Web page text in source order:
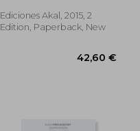
Ediciones Akal, 2015, 2
Edition, Paperback, New